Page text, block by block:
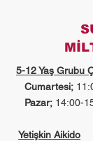
5-12 Yaş Grubu
Cumartesi;
Pazar; 14:00-
Yetişkin Aikido